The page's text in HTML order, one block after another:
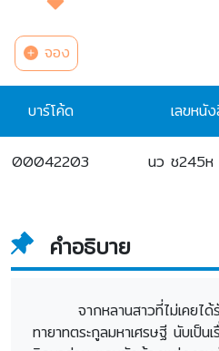
จอง
บาร์โค้ด เลขหนั
00042203 นว ช245
คำอธิบาย
จากหลานสาวที่ไม่เคยไ
ทายาทตระกูลมหาเศรษฐี นับเป็